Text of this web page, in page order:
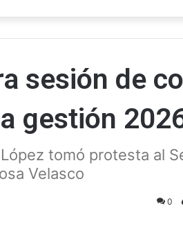
sesión de
gestión
tomó protesta al
Velasco
0
electrónico